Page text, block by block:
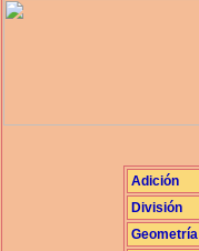
Adición
División
Geometría